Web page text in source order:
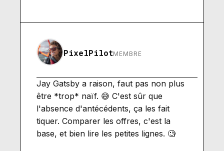
PixelPilotMEMBRE
Jay Gatsby a raison, faut pas non plus
être *trop* naïf. 😅 C'est sûr que
l'absence d'antécédents, ça les fait
tiquer. Comparer les offres, c'est la
base, et bien lire les petites lignes. 🧐